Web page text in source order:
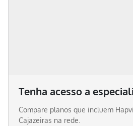
Tenha acesso a
Compare planos que incluem
Cajazeiras na rede.